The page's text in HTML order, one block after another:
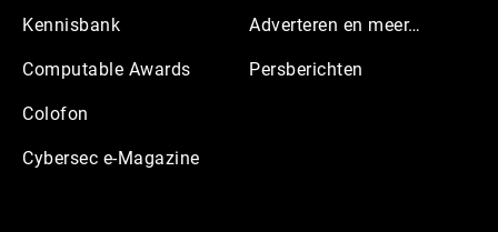
Kennisbank
Computable Awards
Colofon
Cybersec e-Magazine
Adverteren en meer…
Persberichten